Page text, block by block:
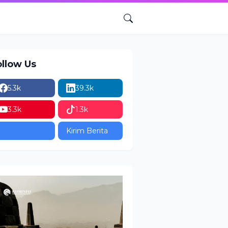
Us
5.3k 39.3k
3.3k 1.3k
Kirim Berita